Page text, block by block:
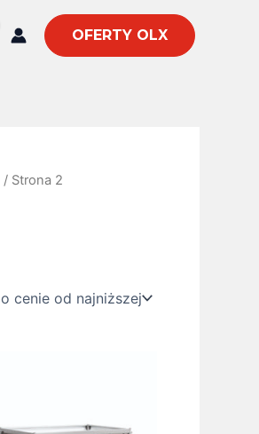
OFERTY OLX
/ Strona 2